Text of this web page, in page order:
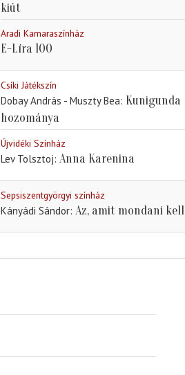
kiút
Aradi Kamaraszínház
E-Líra 100
Csíki Játékszín
Dobay András - Muszty Bea Kunigunda
hozománya
Újvidéki Színház
Lev Tolsztoj Anna Karenina
Sepsiszentgyörgyi színház
Kányádi Sándor Az, amit mondani kell